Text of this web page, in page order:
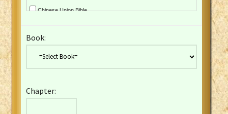
Chinese Union Bible
Czech Kralicka Bible
English YLT 1898 Bible
Book:
Chapter: